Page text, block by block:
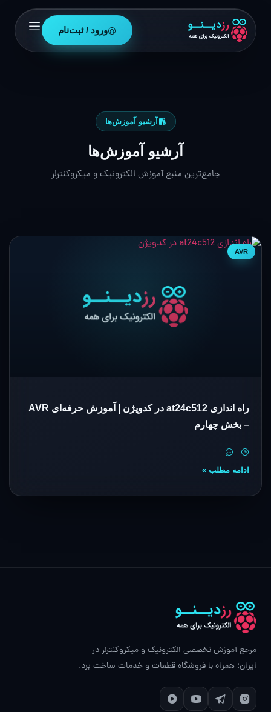
ورود / ثبت‌نام
آرشیو آموزش‌ها
آرشیو آموزش‌ها
جامع‌ترین منبع آموزش الکترونیک و میکروکنترلر
AVR
راه اندازی at24c512 در کدویژن | آموزش حرفه‌ای AVR
– بخش چهارم
…
…
ادامه مطلب »
مرجع آموزش تخصصی الکترونیک و میکروکنترلر در
ایران؛ همراه با فروشگاه قطعات و خدمات ساخت برد.